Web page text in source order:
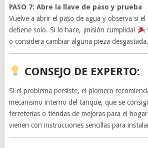
PASO 7: Abre la llave de paso y prueba
Vuelve a abrir el paso de agua y observa si
detiene solo. Si lo hace, ¡misión cumplida!
o considera cambiar alguna pieza desgastada.
CONSEJO DE EXPERTO:
Si el problema persiste, el plomero
mecanismo interno del tanque, que se
ferreterías o tiendas de mejoras para el
vienen con instrucciones sencillas para